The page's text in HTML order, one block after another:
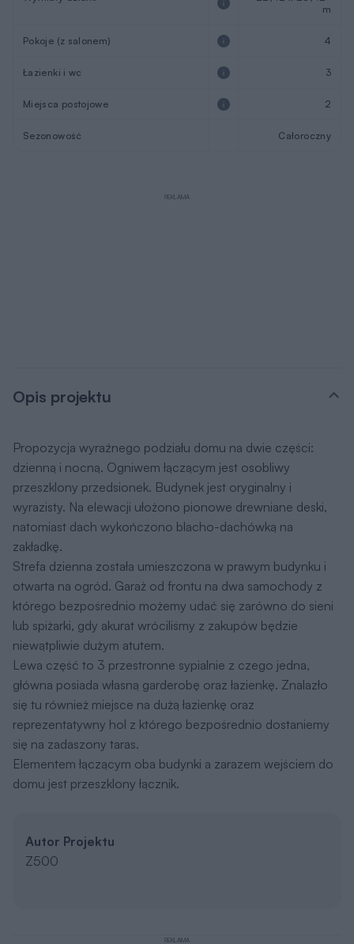
m
Pokoje (z salonem) 4
Łazienki i wc 3
Miejsca postojowe 2
Sezonowość Całoroczny
REKLAMA
Opis projektu
Propozycja wyraźnego podziału domu na dwie części:
dzienną i nocną. Ogniwem łączącym jest osobliwy
przeszklony przedsionek. Budynek jest oryginalny i
wyrazisty. Na elewacji ułożono pionowe drewniane deski,
natomiast dach wykończono blacho-dachówką na
zakładkę.
Strefa dzienna została umieszczona w prawym budynku i
otwarta na ogród. Garaż od frontu na dwa samochody z
którego bezpośrednio możemy udać się zarówno do sieni
lub spiżarki, gdy akurat wróciliśmy z zakupów będzie
niewątpliwie dużym atutem.
Lewa część to 3 przestronne sypialnie z czego jedna,
główna posiada własną garderobę oraz łazienkę. Znalazło
się tu również miejsce na dużą łazienkę oraz
reprezentatywny hol z którego bezpośrednio dostaniemy
się na zadaszony taras.
Elementem łączącym oba budynki a zarazem wejściem do
domu jest przeszklony łącznik.
Autor Projektu
Z500
REKLAMA